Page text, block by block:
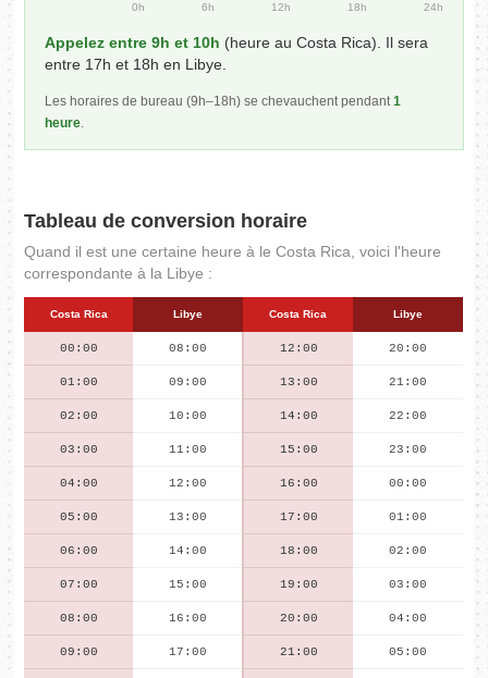
0h 6h 12h 18h 24h
Appelez entre 9h et 10h (heure au Costa Rica). Il sera
entre 17h et 18h en Libye.
Les horaires de bureau (9h–18h) se chevauchent pendant1
heure.
Tableau de conversion horaire
Quand il est une certaine heure à le Costa Rica, voici l'heure
correspondante à la Libye :
Costa Rica Libye Costa Rica Libye
00:00 08:00 12:00 20:00
01:00 09:00 13:00 21:00
02:00 10:00 14:00 22:00
03:00 11:00 15:00 23:00
04:00 12:00 16:00 00:00
05:00 13:00 17:00 01:00
06:00 14:00 18:00 02:00
07:00 15:00 19:00 03:00
08:00 16:00 20:00 04:00
09:00 17:00 21:00 05:00